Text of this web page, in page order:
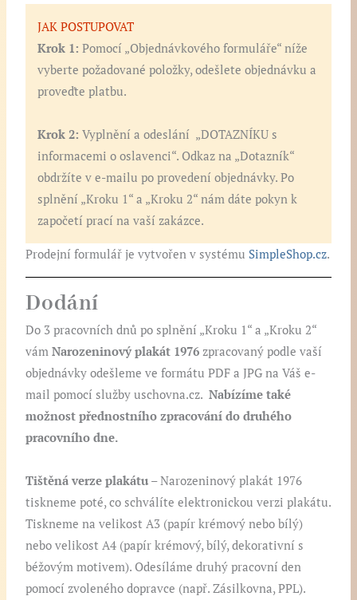
JAK POSTUPOVAT
Krok 1: Pomocí „Objednávkového formuláře“ níže
vyberte požadované položky, odešlete objednávku a
proveďte platbu.
Krok 2: Vyplnění a odeslání „DOTAZNÍKU s
informacemi o oslavenci“. Odkaz na „Dotazník“
obdržíte v e-mailu po provedení objednávky. Po
splnění „Kroku 1“ a „Kroku 2“ nám dáte pokyn k
započetí prací na vaší zakázce.
Prodejní formulář je vytvořen v systému SimpleShop.cz.
Dodání
Do 3 pracovních dnů po splnění „Kroku 1“ a „Kroku 2“
vámNarozeninový plakát 1976 zpracovaný podle vaší
objednávky odešleme ve formátu PDF a JPG na Váš e-
mail pomocí služby uschovna.cz.Nabízíme také
možnost přednostního zpracování do druhého
pracovního dne.
Tištěná verze plakátu – Narozeninový plakát 1976
tiskneme poté, co schválíte elektronickou verzi plakátu.
Tiskneme na velikost A3 (papír krémový nebo bílý)
nebo velikost A4 (papír krémový, bílý, dekorativní s
béžovým motivem). Odesíláme druhý pracovní den
pomocí zvoleného dopravce (např. Zásilkovna, PPL).